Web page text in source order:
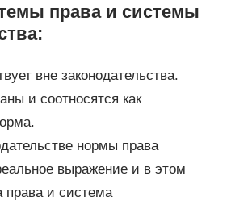
права и системы
вне законодательства.
и соотносятся как
нормы права
выражение и в этом
и система